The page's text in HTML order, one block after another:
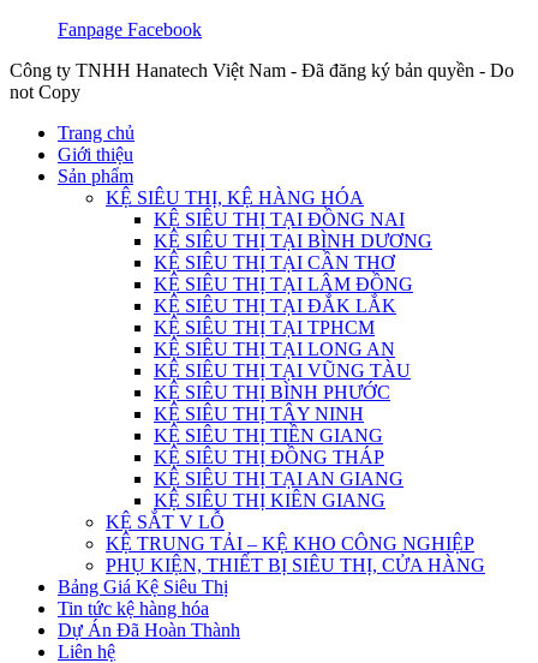
Fanpage Facebook
Công ty TNHH Hanatech Việt Nam - Đã đăng ký bản quyền - Do
not Copy
Trang chủ
Giới thiệu
Sản phẩm
KỆ SIÊU THỊ, KỆ HÀNG HÓA
KỆ SIÊU THỊ TẠI ĐỒNG NAI
KỆ SIÊU THỊ TẠI BÌNH DƯƠNG
KỆ SIÊU THỊ TẠI CẦN THƠ
KỆ SIÊU THỊ TẠI LÂM ĐỒNG
KỆ SIÊU THỊ TẠI ĐẮK LẮK
KỆ SIÊU THỊ TẠI TPHCM
KỆ SIÊU THỊ TẠI LONG AN
KỆ SIÊU THỊ TẠI VŨNG TÀU
KỆ SIÊU THỊ BÌNH PHƯỚC
KỆ SIÊU THỊ TÂY NINH
KỆ SIÊU THỊ TIỀN GIANG
KỆ SIÊU THỊ ĐỒNG THÁP
KỆ SIÊU THỊ TẠI AN GIANG
KỆ SIÊU THỊ KIÊN GIANG
KỆ SẮT V LỖ
KỆ TRUNG TẢI – KỆ KHO CÔNG NGHIỆP
PHỤ KIỆN, THIẾT BỊ SIÊU THỊ, CỬA HÀNG
Bảng Giá Kệ Siêu Thị
Tin tức kệ hàng hóa
Dự Án Đã Hoàn Thành
Liên hệ